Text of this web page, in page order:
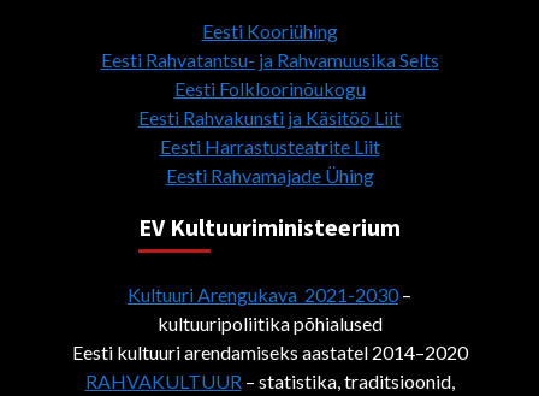
Eesti Kooriühing
Eesti Rahvatantsu- ja Rahvamuusika Selts
Eesti Folkloorinõukogu
Eesti Rahvakunsti ja Käsitöö Liit
Eesti Harrastusteatrite Liit
Eesti Rahvamajade Ühing
EV Kultuuriministeerium
Kultuuri Arengukava 2021-2030–
kultuuripoliitika põhialused
Eesti kultuuri arendamiseks aastatel 2014–2020
RAHVAKULTUUR – statistika, traditsioonid,